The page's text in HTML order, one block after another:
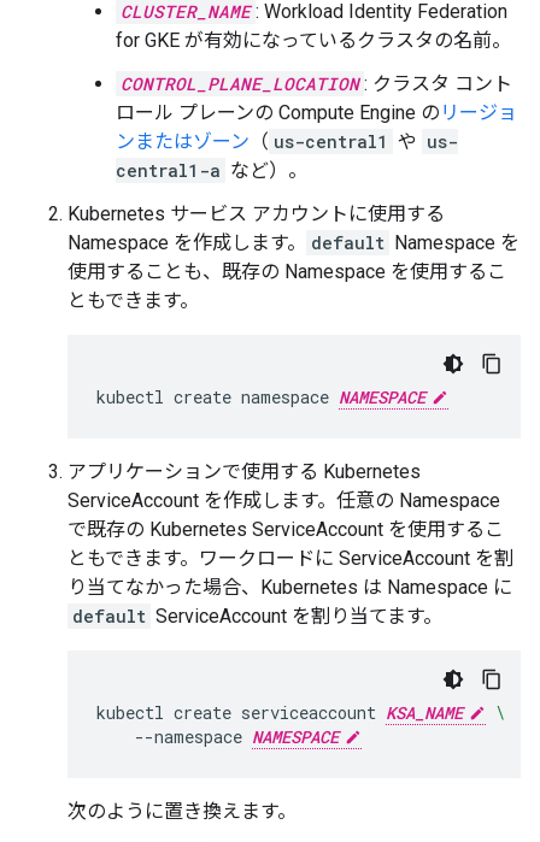
CLUSTER_NAME : Workload Identity Federation
for GKE が有効になっているクラスタの名前。
CONTROL_PLANE_LOCATION : クラスタ コント
ロール プレーンの Compute Engine の リージョ
ンまたはゾーン （ us-central1 や us-
central1-a など）。
Kubernetes サービス アカウントに使用する
Namespace を作成します。
default Namespace を
使用することも、既存の Namespace を使用するこ
ともできます。
kubectl create namespace NAMESPACE
アプリケーションで使用する Kubernetes
ServiceAccount を作成します。任意の Namespace
で既存の Kubernetes ServiceAccount を使用するこ
ともできます。ワークロードに ServiceAccount を割
り当てなかった場合、Kubernetes は Namespace に
default ServiceAccount を割り当てます。
kubectl create serviceaccount KSA_NAME
\
--namespace NAMESPACE
次のように置き換えます。